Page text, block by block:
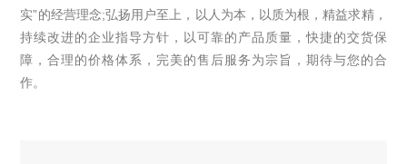
实”的经营理念;弘扬用户至上，以人为本，以质为根，精益求精，
持续改进的企业指导方针，以可靠的产品质量，快捷的交货保
障，合理的价格体系，完美的售后服务为宗旨，期待与您的合
作。